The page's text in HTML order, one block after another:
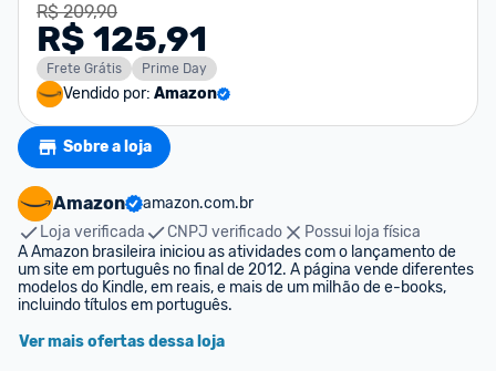
R$ 209,90
R$ 125,91
Frete Grátis Prime Day
Vendido por: Amazon
Sobre a loja
Amazon
amazon.com.br
Loja verificada
CNPJ verificado
Possui loja física
A Amazon brasileira iniciou as atividades com o lançamento de
um site em português no final de 2012. A página vende diferentes
modelos do Kindle, em reais, e mais de um milhão de e-books,
incluindo títulos em português.
Ver mais ofertas dessa loja